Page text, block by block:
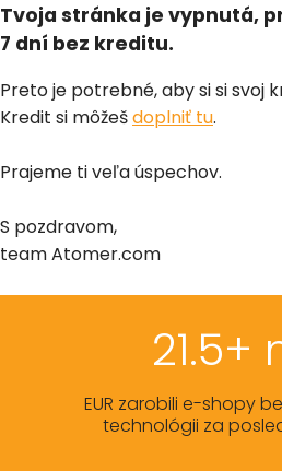
Tvoja stránka je vypnutá,
7 dní bez kreditu.
Preto je potrebné, aby si si svoj
Kredit si môžešdoplniť tu.
Prajeme ti veľa úspechov.
S pozdravom,
team Atomer.com
21.5+
EUR zarobili e-shopy
technológii za